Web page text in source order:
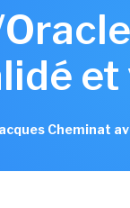
Cheminat